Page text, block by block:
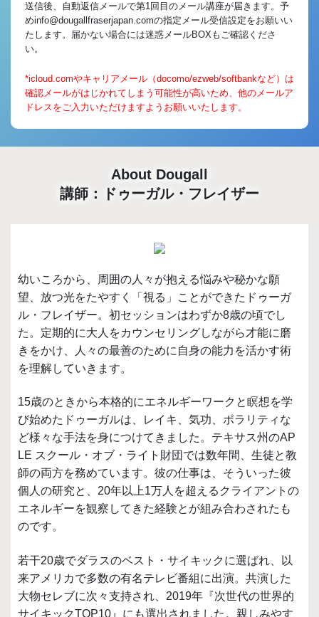
送信後、自動返信メールで第1回目のメール講座が届きます。予
めinfo@dougallfraserjapan.comの指定メール受信設定をお願いい
たします。届かない場合には迷惑メールBOXもご確認くださ
い。
*icloud.comやキャリアメール（docomo/ezweb/softbankなど）は
確認メールがはじかれてしまう可能性が高いため、他のメールア
ドレスをご入力いただけますようお願いいたします。
About Dougall
講師：ドゥーガル・フレイザー
幼いころから、周囲の人々が抱える悩みや秘かな願
望、放つ光をたやすく「視る」ことができたドゥーガ
ル・フレイザー。初セッションはわずか8歳の頃でし
た。定期的に大人をカウンセリングしながら才能に磨
きをかけ、人々の最善のために自身の能力を活かす術
を理解していきます。
15歳のときから本格的にエネルギーワークと瞑想を学
び始めたドゥーガルは、レイキ、気功、ポラリティな
ど様々な手法を身につけてきました。テキサス州のAP
LE スクール・オブ・ライト財団では数年間、生徒と教
師の両方を務めています。彼の仕事は、そういった彼
個人の研究と、20年以上1万人を超えるクライアントの
エネルギーを観察してきた経験とが組み合わされたも
のです。
若干20歳でダラスのベスト・サイキックに選ばれ、以
来アメリカで多数の有名テレビ番組に出演。共演した
大物セレブに次々支持され、2019年『次世代の世界的
サイキックTOP10』にも選出されました。親しみやす